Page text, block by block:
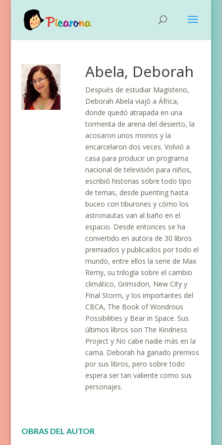
Abela, Deborah
Después de estudiar Magisterio,
Deborah Abela viajó a África,
donde quedó atrapada en una
tormenta de arena del desierto, la
acosaron unos monos y la
encarcelaron dos veces. Volvió a
casa para producir un programa
nacional de televisión para niños,
escribió historias sobre todo tipo
de temas, desde puenting hasta
buceo con tiburones y cómo los
astronautas van al baño en el
espacio. Desde entonces se ha
convertido en autora de 30 libros
premiados y publicados por todo el
mundo, entre ellos la serie de Max
Remy, su trilogía sobre el cambio
climático, Grimsdon, New City y
Final Storm, y los importantes del
CBCA, The Book of Wondrous
Possibilities y Bear in Space. Sus
últimos libros son The Kindness
Project y No cabe nadie más en la
cama. Deborah ha ganado premios
por sus libros, pero sobre todo
espera ser tan valiente como sus
personajes.
OBRAS DEL AUTOR